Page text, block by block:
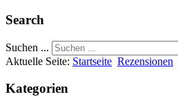
Search
Suchen ...
Aktuelle Seite: Startseite Rezensionen
Kategorien